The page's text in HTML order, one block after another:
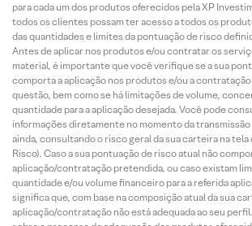
para cada um dos produtos oferecidos pela XP
todos os clientes possam ter acesso a todos os
das quantidades e limites da pontuação de risco
Antes de aplicar nos produtos e/ou contratar os
material, é importante que você verifique se a sua
comporta a aplicação nos produtos e/ou a
questão, bem como se há limitações de volume,
quantidade para a aplicação desejada. Você pode
informações diretamente no momento da transmissão
ainda, consultando o risco geral da sua carteira na
Risco). Caso a sua pontuação de risco atual não
aplicação/contratação pretendida, ou caso existam
quantidade e/ou volume financeiro para a referida
significa que, com base na composição atual da sua
aplicação/contratação não está adequada ao seu